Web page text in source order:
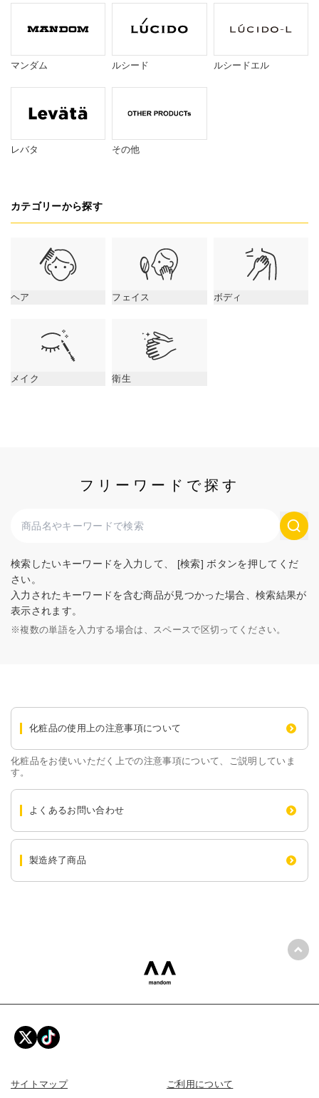
マンダム ルシード ルシードエル
レバタ その他
カテゴリーから探す
ヘア フェイス ボディ
メイク 衛生
フリーワードで探す
検索したいキーワードを入力して、 [検索] ボタンを押してくだ
さい。
入力されたキーワードを含む商品が見つかった場合、検索結果が
表示されます。
※複数の単語を入力する場合は、スペースで区切ってください。
化粧品の使用上の注意事項について
化粧品をお使いいただく上での注意事項について、ご説明していま
す。
よくあるお問い合わせ
製造終了商品
ペ
サイトマップ ご利用について